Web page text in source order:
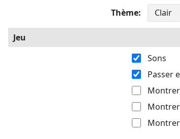
Thème
Jeu
Sons
Passer